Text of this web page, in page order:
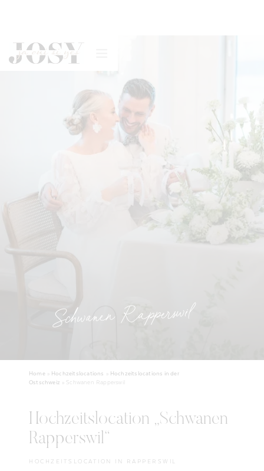
Schwanen Rapperswil
Home Hochzeitslocations
Hochzeitslocations in der
Ostschweiz
Schwanen Rapperswil
Hochzeitslocation „Schwanen
Rapperswil“
HOCHZEITSLOCATION IN RAPPERSWIL